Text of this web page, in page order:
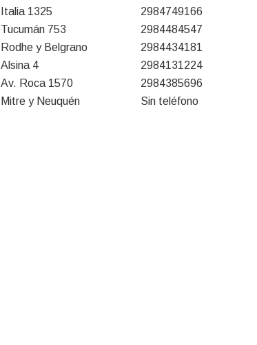
Italia 1325
2984749166
Tucumán 753
2984484547
Rodhe y Belgrano
2984434181
Alsina 4
2984131224
Av. Roca 1570
2984385696
Mitre y Neuquén Sin teléfono